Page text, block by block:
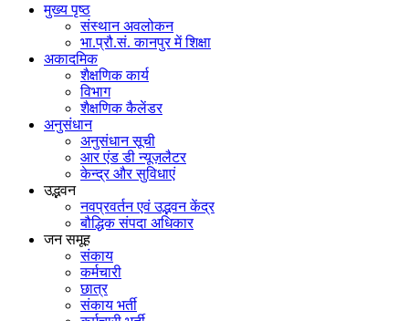
मुख्य पृष्ठ
संस्थान अवलोकन
भा.प्रौ.सं. कानपुर में शिक्षा
अकादमिक
शैक्षणिक कार्य
विभाग
शैक्षणिक कैलेंडर
अनुसंधान
अनुसंधान सूची
आर एंड डी न्यूज़लैटर
केन्द्र और सुविधाएं
उद्भवन
नवप्रवर्तन एवं उद्भवन केंद्र
बौद्धिक संपदा अधिकार
जन समूह
संकाय
कर्मचारी
छात्र
संकाय भर्ती